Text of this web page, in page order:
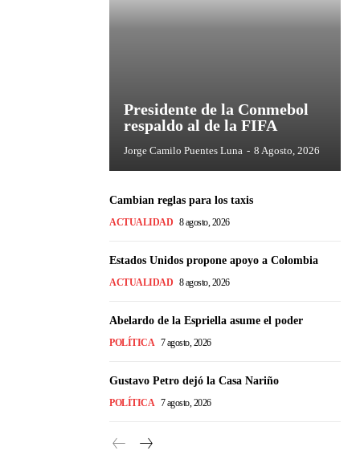
Presidente de la Conmebol
respaldo al de la FIFA
Jorge Camilo Puentes Luna - 8 Agosto, 2026
Cambian reglas para los taxis
ACTUALIDAD 8 agosto, 2026
Estados Unidos propone apoyo a Colombia
ACTUALIDAD 8 agosto, 2026
Abelardo de la Espriella asume el poder
POLÍTICA 7 agosto, 2026
Gustavo Petro dejó la Casa Nariño
POLÍTICA 7 agosto, 2026